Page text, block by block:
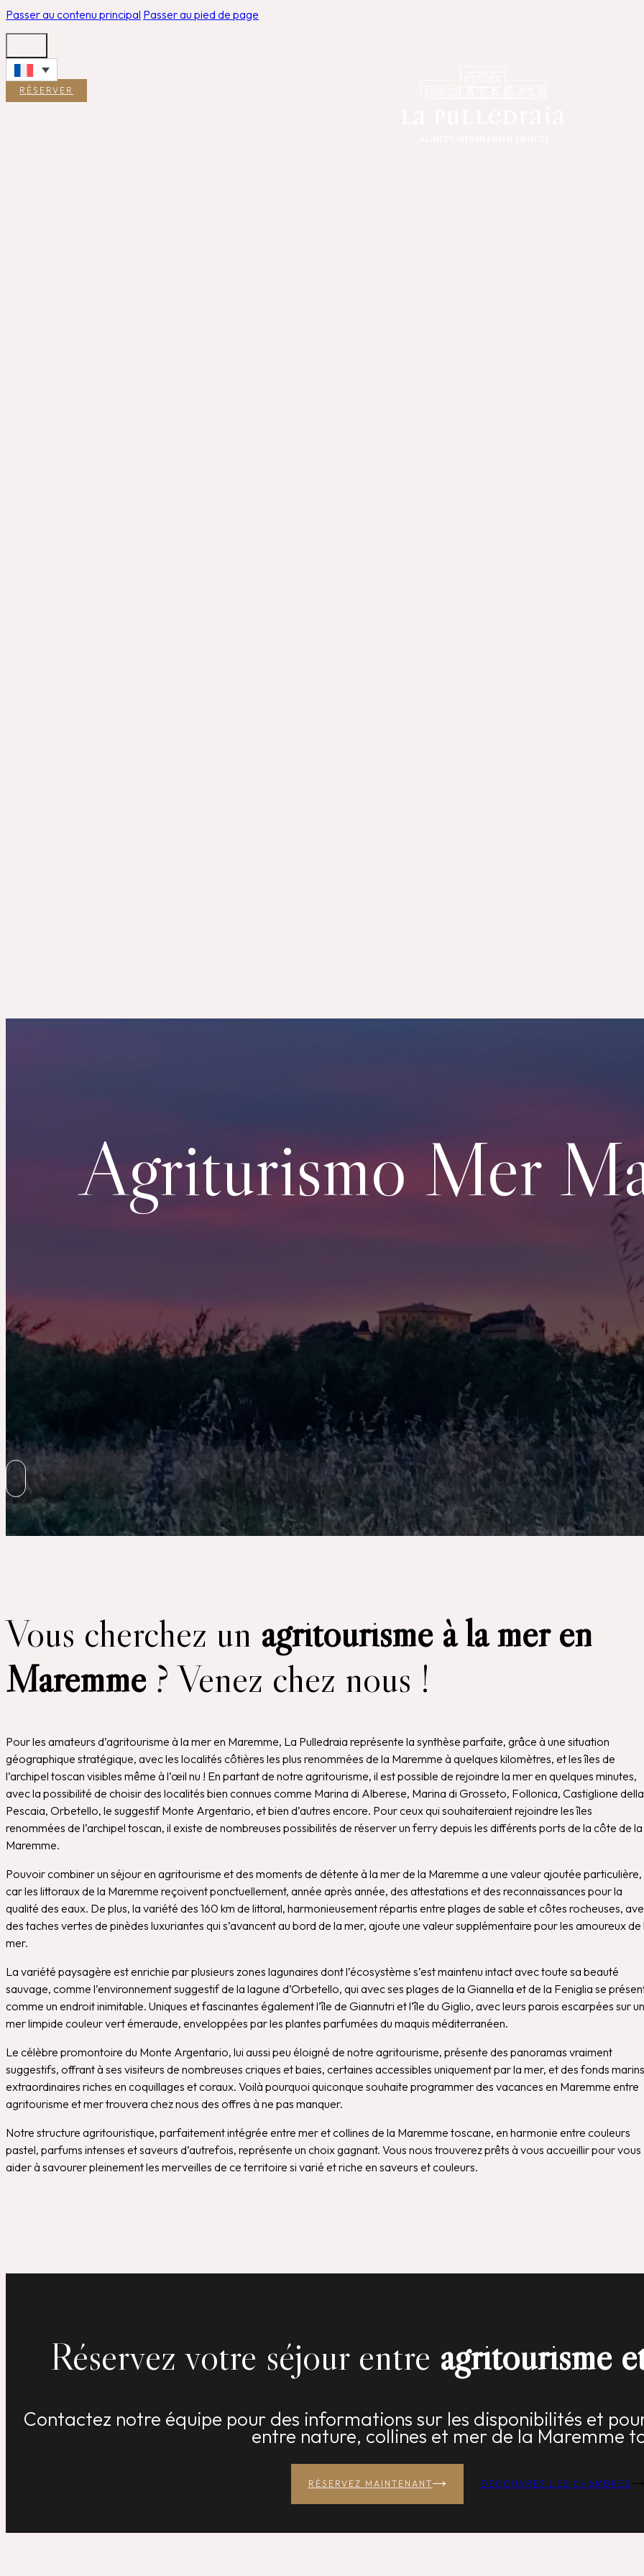
Passer au contenu principal Passer au pied de page
RÉSERVER
Agriturismo Mer
Vous cherchez un agritourisme à la mer en
Maremme? Venez chez nous !
Pour les amateurs d’agritourisme à la mer en Maremme, La Pulledraia représente la synthèse parfaite, grâce à une situation
géographique stratégique, avec les localités côtières les plus renommées de la Maremme à quelques kilomètres, et les îles de
l’archipel toscan visibles même à l’œil nu ! En partant de notre agritourisme, il est possible de rejoindre la mer en quelques minutes,
avec la possibilité de choisir des localités bien connues comme Marina di Alberese, Marina di Grosseto, Follonica, Castiglione della
Pescaia, Orbetello, le suggestif Monte Argentario, et bien d’autres encore. Pour ceux qui souhaiteraient rejoindre les îles
renommées de l’archipel toscan, il existe de nombreuses possibilités de réserver un ferry depuis les différents ports de la côte de la
Maremme.
Pouvoir combiner un séjour en agritourisme et des moments de détente à la mer de la Maremme a une valeur ajoutée particulière,
car les littoraux de la Maremme reçoivent ponctuellement, année après année, des attestations et des reconnaissances pour la
qualité des eaux. De plus, la variété des 160 km de littoral, harmonieusement répartis entre plages de sable et côtes rocheuses,
des taches vertes de pinèdes luxuriantes qui s’avancent au bord de la mer, ajoute une valeur supplémentaire pour les amoureux de
mer.
La variété paysagère est enrichie par plusieurs zones lagunaires dont l’écosystème s’est maintenu intact avec toute sa beauté
sauvage, comme l’environnement suggestif de la lagune d’Orbetello, qui avec ses plages de la Giannella et de la Feniglia se
comme un endroit inimitable. Uniques et fascinantes également l’île de Giannutri et l’île du Giglio, avec leurs parois escarpées sur
mer limpide couleur vert émeraude, enveloppées par les plantes parfumées du maquis méditerranéen.
Le célèbre promontoire du Monte Argentario, lui aussi peu éloigné de notre agritourisme, présente des panoramas vraiment
suggestifs, offrant à ses visiteurs de nombreuses criques et baies, certaines accessibles uniquement par la mer, et des fonds marins
extraordinaires riches en coquillages et coraux. Voilà pourquoi quiconque souhaite programmer des vacances en Maremme entre
agritourisme et mer trouvera chez nous des offres à ne pas manquer.
Notre structure agritouristique, parfaitement intégrée entre mer et collines de la Maremme toscane, en harmonie entre couleurs
pastel, parfums intenses et saveurs d’autrefois, représente un choix gagnant. Vous nous trouverez prêts à vous accueillir pour vous
aider à savourer pleinement les merveilles de ce territoire si varié et riche en saveurs et couleurs.
Réservez votre séjour entre agritourisme
Contactez notre équipe pour des informations sur les disponibilités et
entre nature, collines et mer de la Maremme
RÉSERVEZ MAINTENANT DÉCOUVREZ LES CHAMBRES